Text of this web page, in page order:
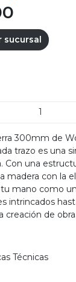
sucursal
300mm de
trazo es una
Con una
madera con la
mano como
intrincados
creación de
Técnicas